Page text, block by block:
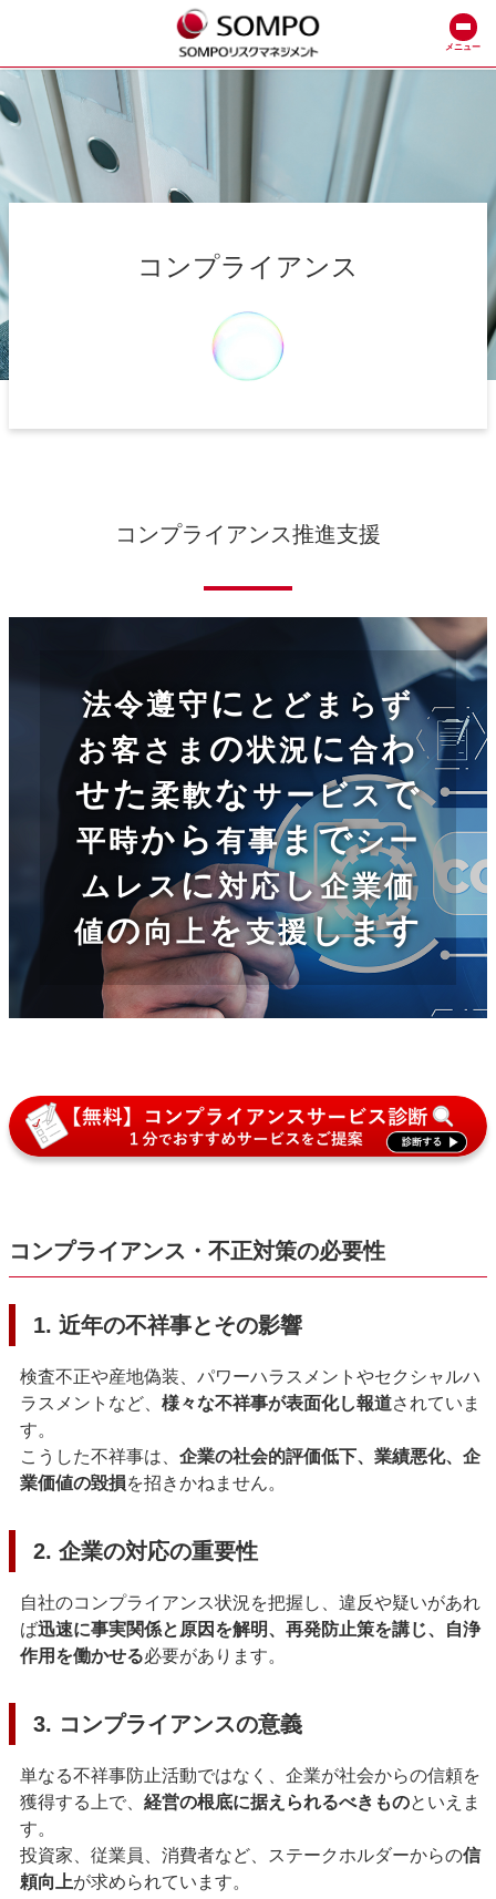
メニュー
コンプライアンス
コンプライアンス推進支援
法令遵守 に とどまらず
お客さま の状況 に合わ
せた 柔軟な サービスで
平時から有事までシー
ムレスに対応し企業価
値の向上 を支援します
コンプライアンス・不正対策の必要性
1. 近年の不祥事とその影響
検査不正や産地偽装、パワーハラスメントやセクシャルハ
ラスメントなど、 様々な不祥事が表面化し報道されていま
す。
こうした不祥事は、 企業の社会的評価低下、業績悪化、企
業価値の毀損を招きかねません。
2. 企業の対応の重要性
自社のコンプライアンス状況を把握し、違反や疑いがあれ
ば迅速に事実関係と原因を解明、再発防止策を講じ、自浄
作用を働かせる必要があります。
3. コンプライアンスの意義
単なる不祥事防止活動ではなく、企業が社会からの信頼を
獲得する上で、 経営の根底に据えられるべきものといえま
す。
投資家、従業員、消費者など、ステークホルダーからの信
頼向上が求められています。